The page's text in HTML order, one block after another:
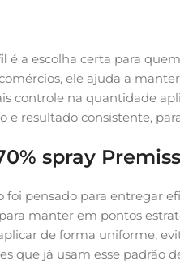
é a escolha certa para
ele ajuda a
controle na quantidade
resultado consistente,
spray
foi pensado para entregar
manter em pontos
de forma uniforme,
que já usam esse padrão